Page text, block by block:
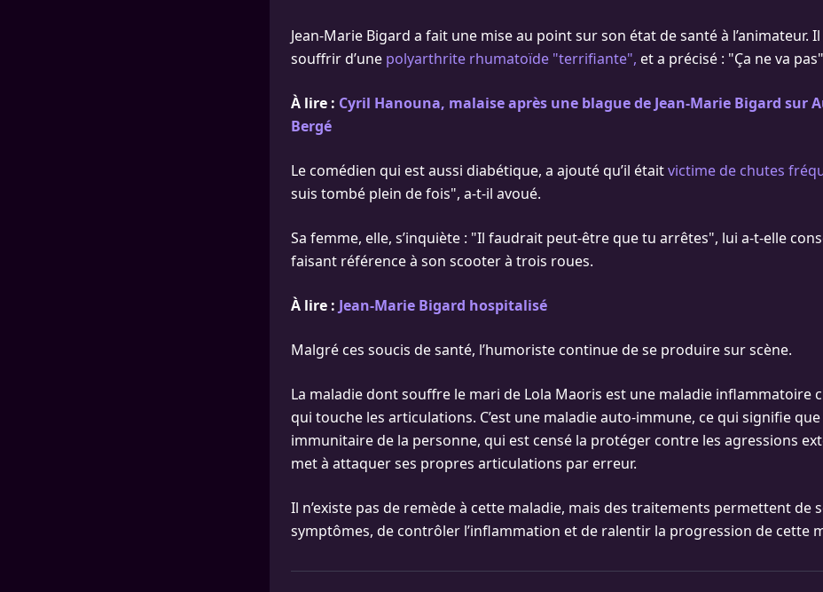
Jean-Marie Bigard a fait une mise au point sur son état de santé à l’animateur.
souffrir d’une polyarthrite rhumatoïde "terrifiante", et a précisé : "Ça ne va
À lire : Cyril Hanouna, malaise après une blague de Jean-Marie Bigard sur
Bergé
Le comédien qui est aussi diabétique, a ajouté qu’il étaitvictime de chutes
suis tombé plein de fois", a-t-il avoué.
Sa femme, elle, s’inquiète : "Il faudrait peut-être que tu arrêtes", lui a-t-elle
faisant référence à son scooter à trois roues.
À lire : Jean-Marie Bigard hospitalisé
Malgré ces soucis de santé, l’humoriste continue de se produire sur scène.
La maladie dont souffre le mari de Lola Maoris est une maladie inflammatoire
qui touche les articulations. C’est une maladie auto-immune, ce qui signifie
immunitaire de la personne, qui est censé la protéger contre les agressions
met à attaquer ses propres articulations par erreur.
Il n’existe pas de remède à cette maladie, mais des traitements permettent de
symptômes, de contrôler l’inflammation et de ralentir la progression de cette